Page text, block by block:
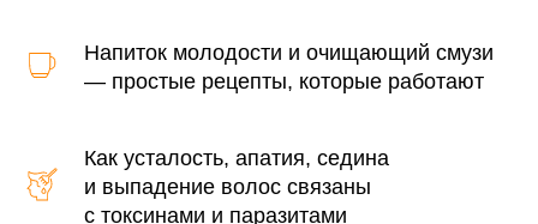
Напиток молодости и очищающий смузи
— простые рецепты, которые работают
Как усталость, апатия, седина
и выпадение волос связаны
с токсинами и паразитами